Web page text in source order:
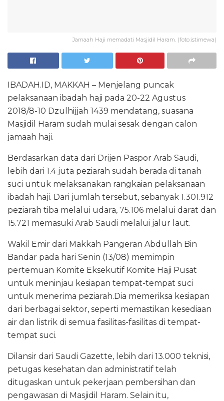
Jamaah Haji memadati Masjidil Haram. (foto:istimewa)
IBADAH.ID, MAKKAH – Menjelang puncak
pelaksanaan ibadah haji pada 20-22 Agustus
2018/8-10 Dzulhijjah 1439 mendatang, suasana
Masjidil Haram sudah mulai sesak dengan calon
jamaah haji.
Berdasarkan data dari Drijen Paspor Arab Saudi,
lebih dari 1.4 juta peziarah sudah berada di tanah
suci untuk melaksanakan rangkaian pelaksanaan
ibadah haji. Dari jumlah tersebut, sebanyak 1.301.912
peziarah tiba melalui udara, 75.106 melalui darat dan
15.721 memasuki Arab Saudi melalui jalur laut.
Wakil Emir dari Makkah Pangeran Abdullah Bin
Bandar pada hari Senin (13/08) memimpin
pertemuan Komite Eksekutif Komite Haji Pusat
untuk meninjau kesiapan tempat-tempat suci
untuk menerima peziarah.Dia memeriksa kesiapan
dari berbagai sektor, seperti memastikan kesediaan
air dan listrik di semua fasilitas-fasilitas di tempat-
tempat suci.
Dilansir dari Saudi Gazette, lebih dari 13.000 teknisi,
petugas kesehatan dan administratif telah
ditugaskan untuk pekerjaan pembersihan dan
pengawasan di Masjidil Haram. Selain itu,